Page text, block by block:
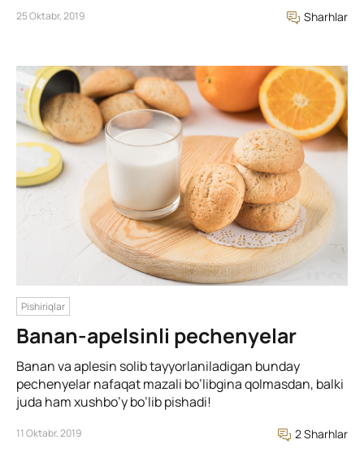
25 Oktabr, 2019 Sharhlar
Pishiriqlar
Banan-apelsinli pechenyelar
Banan va aplesin solib tayyorlaniladigan bunday
pechenyelar nafaqat mazali bo’libgina qolmasdan, balki
juda ham xushbo’y bo’lib pishadi!
11 Oktabr, 2019 2 Sharhlar